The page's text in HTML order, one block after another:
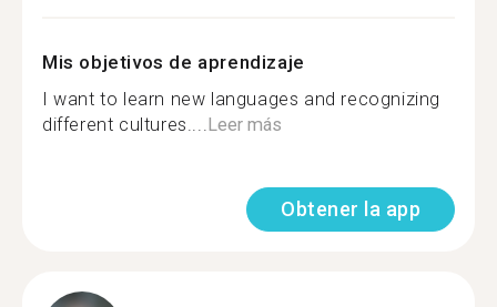
Mis objetivos de aprendizaje
I want to learn new languages and recognizing
different cultures....Leer más
Obtener la app